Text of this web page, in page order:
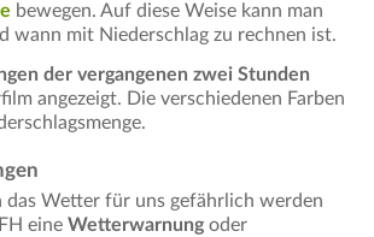
bewegen. Auf diese Weise kann man
wann mit Niederschlag zu rechnen ist.
der vergangenen zwei Stunden
angezeigt. Die verschiedenen Farben
das Wetter für uns gefährlich werden
eine Wetterwarnung oder